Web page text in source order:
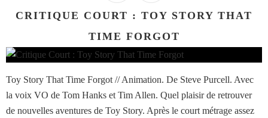
CRITIQUE COURT : TOY STORY THAT
TIME FORGOT
Toy Story That Time Forgot // Animation. De Steve Purcell. Avec
la voix VO de Tom Hanks et Tim Allen. Quel plaisir de retrouver
de nouvelles aventures de Toy Story. Après le court métrage assez